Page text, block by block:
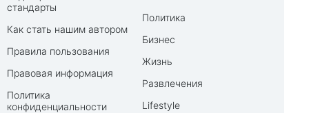
стандарты
Как стать нашим автором
Правила пользования
Правовая информация
Политика
конфиденциальности
Политика
Бизнес
Жизнь
Развлечения
Lifestyle